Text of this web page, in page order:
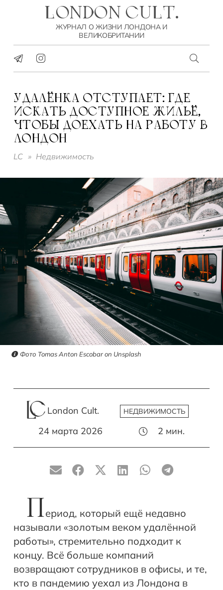
LONDON CULT.
ЖУРНАЛ О ЖИЗНИ ЛОНДОНА И
ВЕЛИКОБРИТАНИИ
УДАЛЁНКА ОТСТУПАЕТ: ГДЕ
ИСКАТЬ ДОСТУПНОЕ ЖИЛЬЁ,
ЧТОБЫ ДОЕХАТЬ НА РАБОТУ В
ЛОНДОН
LC » Недвижимость
Фото Tomas Anton Escobar on Unsplash
London Cult. НЕДВИЖИМОСТЬ
24 марта 2026 2 мин.
Период, который ещё недавно
называли «золотым веком удалённой
работы», стремительно подходит к
концу. Всё больше компаний
возвращают сотрудников в офисы, и те,
кто в пандемию уехал из Лондона в